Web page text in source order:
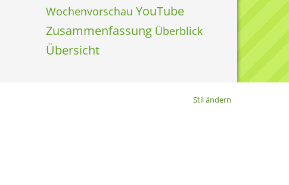
Wochenvorschau YouTube
Zusammenfassung Überblick
Übersicht
Stil ändern